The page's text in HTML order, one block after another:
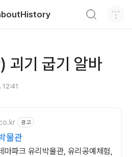
괴기 굽기 알바
12:41
광고
물관
마파크 유리박물관, 유리공예체험,